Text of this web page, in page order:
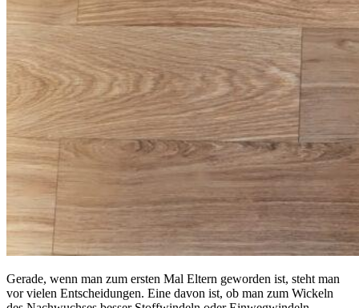
Gerade, wenn man zum ersten Mal Eltern geworden ist, steht man
vor vielen Entscheidungen. Eine davon ist, ob man zum Wickeln